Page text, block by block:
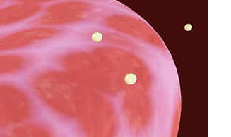
обработку моих персональных данных